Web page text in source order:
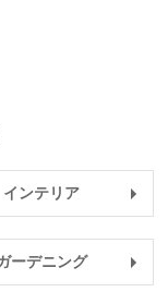
インテリア
ーデニング